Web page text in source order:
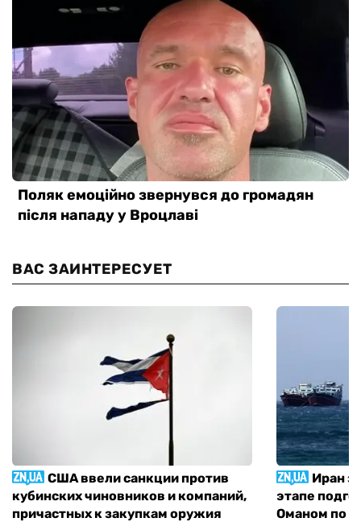
ВАС ЗАИНТЕРЕСУЕТ
США ввели санкции против
кубинских чиновников и компаний,
причастных к закупкам оружия
Иран
этапе
Оманом по